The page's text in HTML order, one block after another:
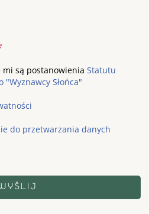
mi są postanowienia Statutu
"Wyznawcy Słońca"
do przetwarzania danych